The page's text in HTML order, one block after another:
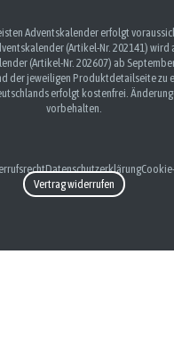
Adventskalender erfolgt
(Artikel-Nr. 202141) wird
(Artikel-Nr. 202607) ab
der jeweiligen Produktdetailseite zu
erfolgt kostenfrei.
vorbehalten.
Datenschutzerklärung
Vertrag widerrufen